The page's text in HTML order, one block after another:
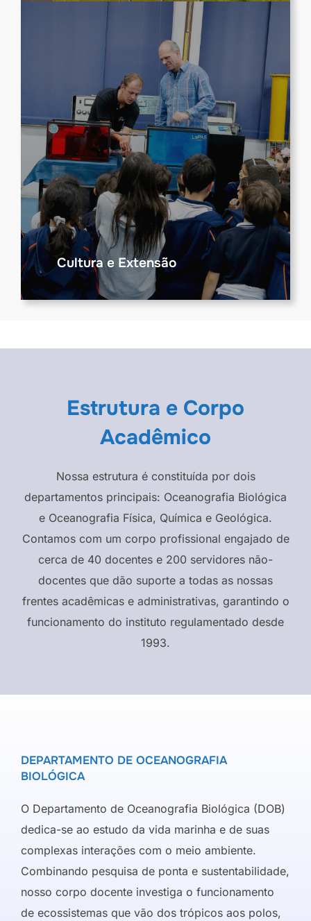
Cultura e Extensão
Estrutura e Corpo
Acadêmico
Nossa estrutura é constituída por dois
departamentos principais: Oceanografia Biológica
e Oceanografia Física, Química e Geológica.
Contamos com um corpo profissional engajado de
cerca de 40 docentes e 200 servidores não-
docentes que dão suporte a todas as nossas
frentes acadêmicas e administrativas, garantindo o
funcionamento do instituto regulamentado desde
1993.
DEPARTAMENTO DE OCEANOGRAFIA
BIOLÓGICA
O Departamento de Oceanografia Biológica (DOB)
dedica-se ao estudo da vida marinha e de suas
complexas interações com o meio ambiente.
Combinando pesquisa de ponta e sustentabilidade,
nosso corpo docente investiga o funcionamento
de ecossistemas que vão dos trópicos aos polos,